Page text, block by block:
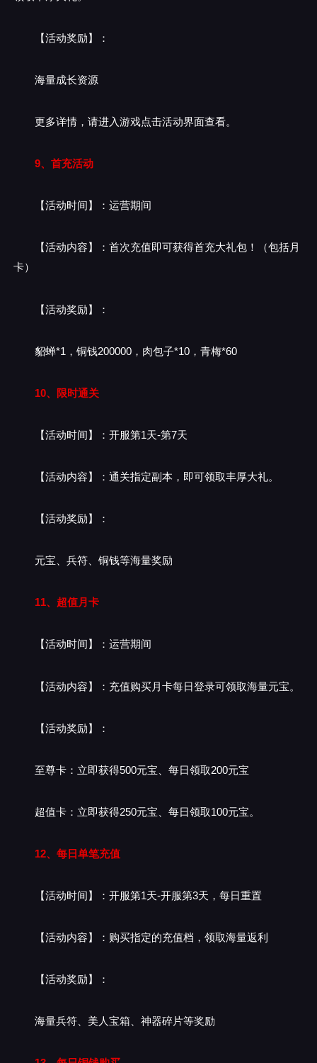
【活动奖励】：
海量成长资源
更多详情，请进入游戏点击活动界面查看。
9、首充活动
【活动时间】：运营期间
【活动内容】：首次充值即可获得首充大礼包！（包括月
卡）
【活动奖励】：
貂蝉*1，铜钱200000，肉包子*10，青梅*60
10、限时通关
【活动时间】：开服第1天-第7天
【活动内容】：通关指定副本，即可领取丰厚大礼。
【活动奖励】：
元宝、兵符、铜钱等海量奖励
11、超值月卡
【活动时间】：运营期间
【活动内容】：充值购买月卡每日登录可领取海量元宝。
【活动奖励】：
至尊卡：立即获得500元宝、每日领取200元宝
超值卡：立即获得250元宝、每日领取100元宝。
12、每日单笔充值
【活动时间】：开服第1天-开服第3天，每日重置
【活动内容】：购买指定的充值档，领取海量返利
【活动奖励】：
海量兵符、美人宝箱、神器碎片等奖励